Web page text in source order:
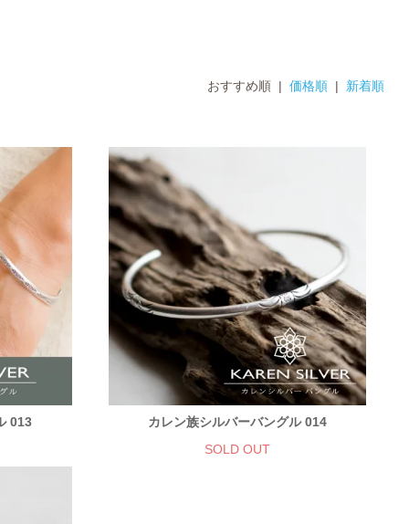
おすすめ順 |価格順 | 新着順
013
カレン族シルバーバングル 014
SOLD OUT